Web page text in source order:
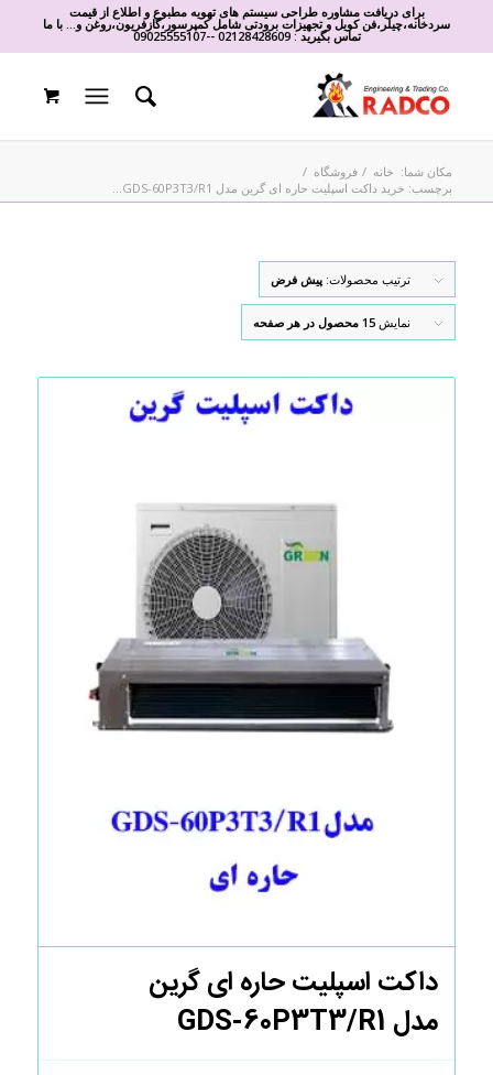
برای دریافت مشاوره طراحی سیستم های تهویه مطبوع و اطلاع از قیمت
سردخانه،چیلر،فن کویل و تجهیزات برودتی شامل کمپرسور،گازفریون،روغن و... با ما
تماس بگیرید :02128428609
-
-
09025555107
مکان شما: خانه / فروشگاه /
برچسب: خرید داکت اسپلیت حاره ای گرین مدل GDS-60P3T3/R1...
ترتیب محصولات: پیش فرض
نمایش 15 محصول در هر صفحه
داکت اسپلیت حاره ای گرین
مدل GDS-60P3T3/R1